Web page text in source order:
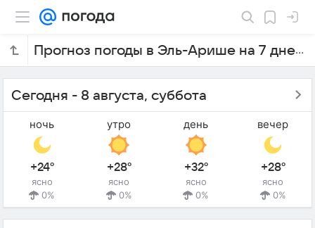
Прогноз погоды в Эль-Арише на 7 дней
Сегодня - 8 августа, суббота
ночь
+24°
ясно
0%
утро
+28°
ясно
0%
день
+32°
ясно
0%
вечер
+28°
ясно
0%